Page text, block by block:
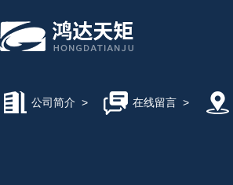
公司简介 > 在线留言>